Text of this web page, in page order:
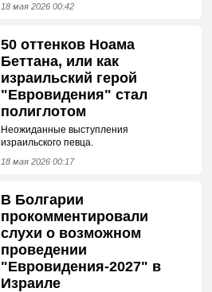
18 мая 2026 00:42
50 оттенков Ноама
Беттана, или как
израильский герой
"Евровидения" стал
полиглотом
Неожиданные выступления
израильского певца.
18 мая 2026 00:17
В Болгарии
прокомментировали
слухи о возможном
проведении
"Евровидения-2027" в
Израиле